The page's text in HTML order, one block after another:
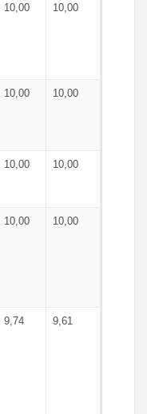
10,00 10,00
10,00 10,00
10,00 10,00
10,00 10,00
9,74 9,61